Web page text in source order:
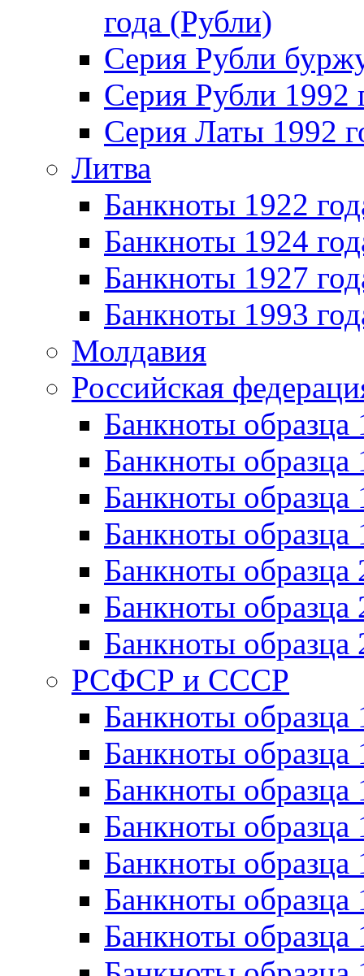
года (Рубли)
Серия Рубли
Серия Рубли 1992
Серия Латы 1992
Литва
Банкноты 1922
Банкноты 1924
Банкноты 1927
Банкноты 1993
Молдавия
Российская
Банкноты образца
Банкноты образца
Банкноты образца
Банкноты образца
Банкноты образца
Банкноты образца
Банкноты образца
РСФСР и СССР
Банкноты
Банкноты образца
Банкноты образца
Банкноты образца
Банкноты образца
Банкноты образца
Банкноты образца